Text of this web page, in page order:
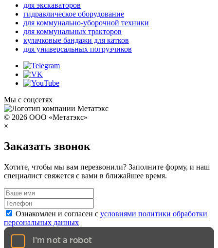
для экскаваторов
гидравлическое оборудование
для коммунально-уборочной техники
для коммунальных тракторов
кулачковые бандажи для катков
для универсальных погрузчиков
Мы с соцсетях
© 2026 ООО «Метатэкс»
×
Заказать звонок
Хотите, чтобы мы вам перезвонили? Заполните форму, и наш
специалист свяжется с вами в ближайшее время.
Ознакомлен и согласен с условиями политики обработки
персональных данных